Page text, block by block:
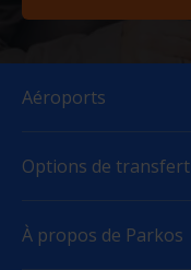
Aéroports
Options de transfert
À propos de Parkos